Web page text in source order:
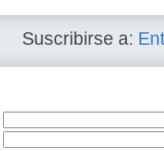
Suscribirse a: